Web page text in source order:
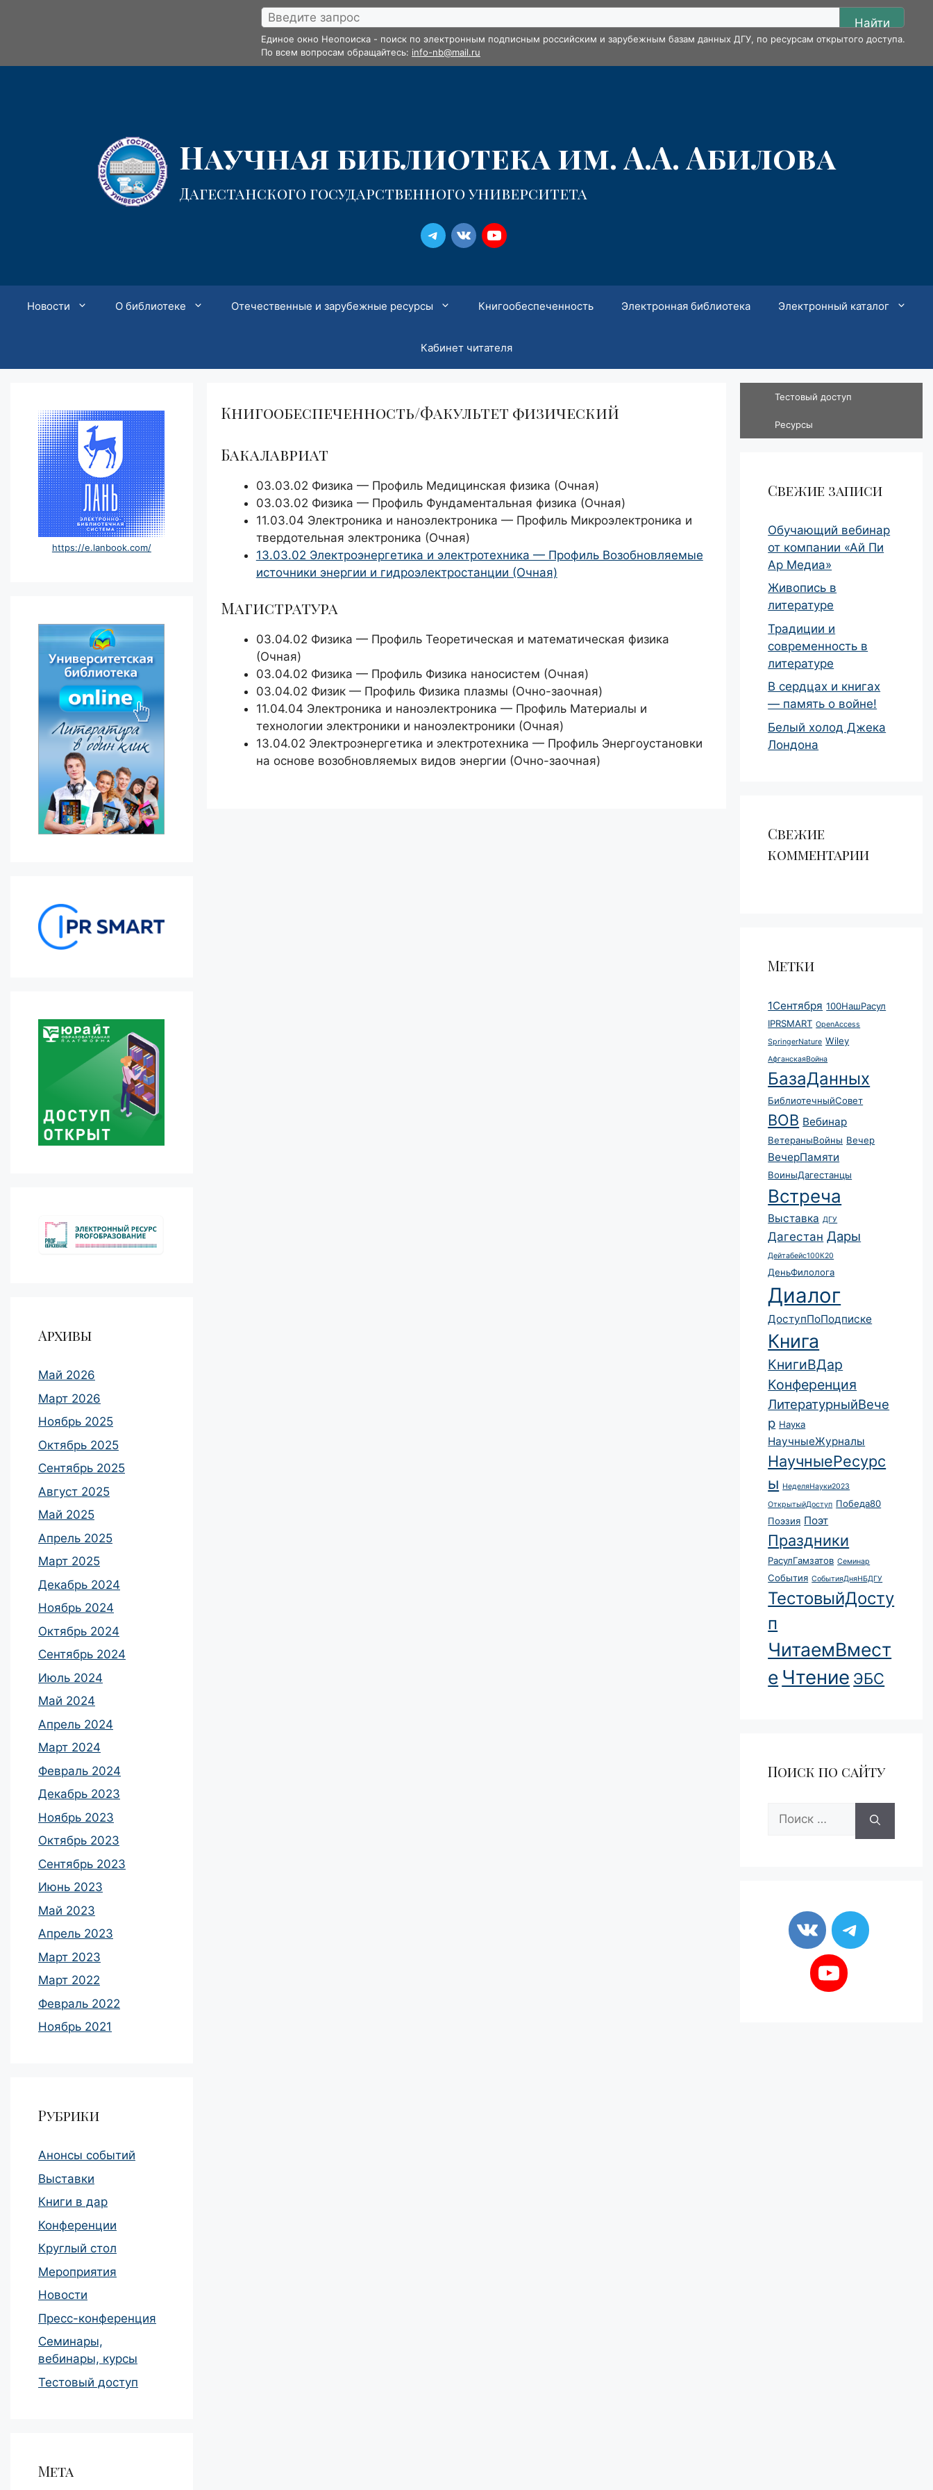
Найти
Единое окно Неопоиска - поиск по электронным подписным российским и зарубежным базам данных ДГУ, по ресурсам открытого доступа.
По всем вопросам обращайтесь: info-nb@mail.ru
Научная библиотека им. А.А. Абилова
Дагестанского государственного университета
Новости О библиотеке Отечественные и зарубежные ресурсы Книгообеспеченность Электронная библиотека Электронный каталог
Кабинет читателя
Книгообеспеченность/Факультет физический
Бакалавриат
03.03.02 Физика — Профиль Медицинская физика (Очная)
03.03.02 Физика — Профиль Фундаментальная физика (Очная)
11.03.04 Электроника и наноэлектроника — Профиль Микроэлектроника и
твердотельная электроника (Очная)
13.03.02 Электроэнергетика и электротехника — Профиль Возобновляемые
источники энергии и гидроэлектростанции (Очная)
Магистратура
03.04.02 Физика — Профиль Теоретическая и математическая физика
(Очная)
03.04.02 Физика — Профиль Физика наносистем (Очная)
03.04.02 Физик — Профиль Физика плазмы (Очно-заочная)
11.04.04 Электроника и наноэлектроника — Профиль Материалы и
технологии электроники и наноэлектроники (Очная)
13.04.02 Электроэнергетика и электротехника — Профиль Энергоустановки
на основе возобновляемых видов энергии (Очно-заочная)
https://e.lanbook.com/
Архивы
Май 2026
Март 2026
Ноябрь 2025
Октябрь 2025
Сентябрь 2025
Август 2025
Май 2025
Апрель 2025
Март 2025
Декабрь 2024
Ноябрь 2024
Октябрь 2024
Сентябрь 2024
Июль 2024
Май 2024
Апрель 2024
Март 2024
Февраль 2024
Декабрь 2023
Ноябрь 2023
Октябрь 2023
Сентябрь 2023
Июнь 2023
Май 2023
Апрель 2023
Март 2023
Март 2022
Февраль 2022
Ноябрь 2021
Рубрики
Анонсы событий
Выставки
Книги в дар
Конференции
Круглый стол
Мероприятия
Новости
Пресс-конференция
Семинары,
вебинары, курсы
Тестовый доступ
Мета
Тестовый доступ
Ресурсы
Свежие записи
Обучающий вебинар
от компании «Ай Пи
Ар Медиа»
Живопись в
литературе
Традиции и
современность в
литературе
В сердцах и книгах
— память о войне!
Белый холод Джека
Лондона
Свежие
комментарии
Метки
1Сентября 100НашРасул
IPRSMART OpenAccess
SpringerNature Wiley
АфганскаяВойна
БазаДанных
БиблиотечныйСовет
ВОВ Вебинар
ВетераныВойны Вечер
ВечерПамяти
ВоиныДагестанцы
Встреча
Выставка ДГУ
Дагестан Дары
Дейтабейс100К20
ДеньФилолога
Диалог
ДоступПоПодписке
Книга
КнигиВДар
Конференция
ЛитературныйВече
р Наука
НаучныеЖурналы
НаучныеРесурс
ы НеделяНауки2023
ОткрытыйДоступ Победа80
Поэзия Поэт
Праздники
РасулГамзатов Семинар
События СобытияДняНБДГУ
ТестовыйДосту
п
ЧитаемВмест
е Чтение ЭБС
Поиск по сайту